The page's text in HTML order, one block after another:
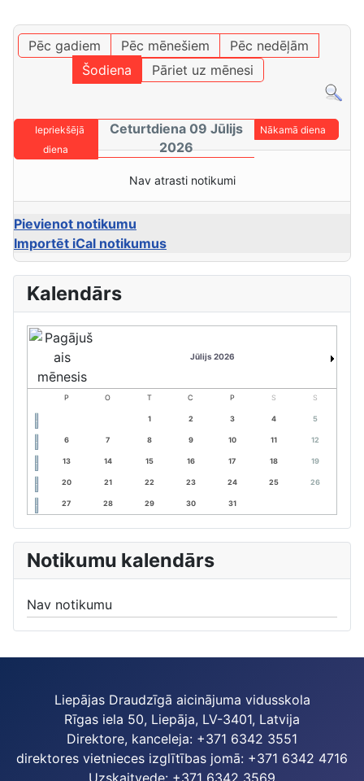
Pēc gadiem Pēc mēnešiem
Pēc nedēļām
Šodiena
Pāriet uz mēnesi
Iepriekšējā
diena
Ceturtdiena 09 Jūlijs
2026
Nākamā diena
Nav atrasti notikumi
Pievienot notikumu
Importēt iCal notikumus
Kalendārs
Jūlijs 2026
P O T C P S S
1 2 3 4 5
6 7 8 9 10 11 12
13 14 15 16 17 18 19
20 21 22 23 24 25 26
27 28 29 30 31
Notikumu kalendārs
Nav notikumu
Liepājas Draudzīgā aicinājuma vidusskola
Rīgas iela 50, Liepāja, LV-3401, Latvija
Direktore, kanceleja: +371 6342 3551
direktores vietnieces izglītības jomā: +371 6342 4716